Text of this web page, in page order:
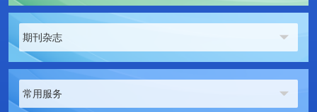
期刊杂志
常用服务